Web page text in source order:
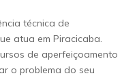
técnica de
atua em Piracicaba.
de aperfeiçoamento
o problema do seu